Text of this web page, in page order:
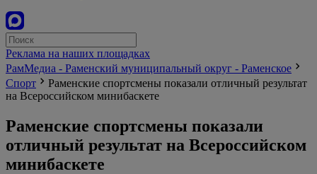
Реклама на наших площадках
РамМедиа - Раменский муниципальный округ - Раменское
Спорт
Раменские спортсмены показали отличный результат
на Всероссийском минибаскете
Раменские спортсмены показали
отличный результат на Всероссийском
минибаскете